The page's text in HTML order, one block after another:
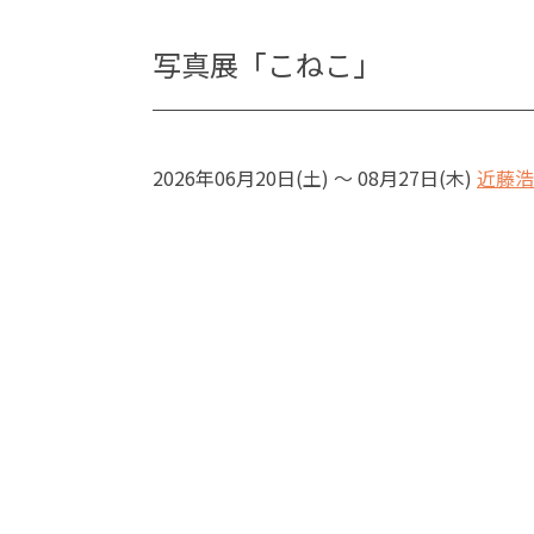
写真展「こねこ」
2026年06月20日(土) ～ 08月27日(木) 近藤